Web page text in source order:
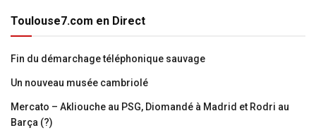
Toulouse7.com en Direct
Fin du démarchage téléphonique sauvage
Un nouveau musée cambriolé
Mercato – Akliouche au PSG, Diomandé à Madrid et Rodri au
Barça (?)